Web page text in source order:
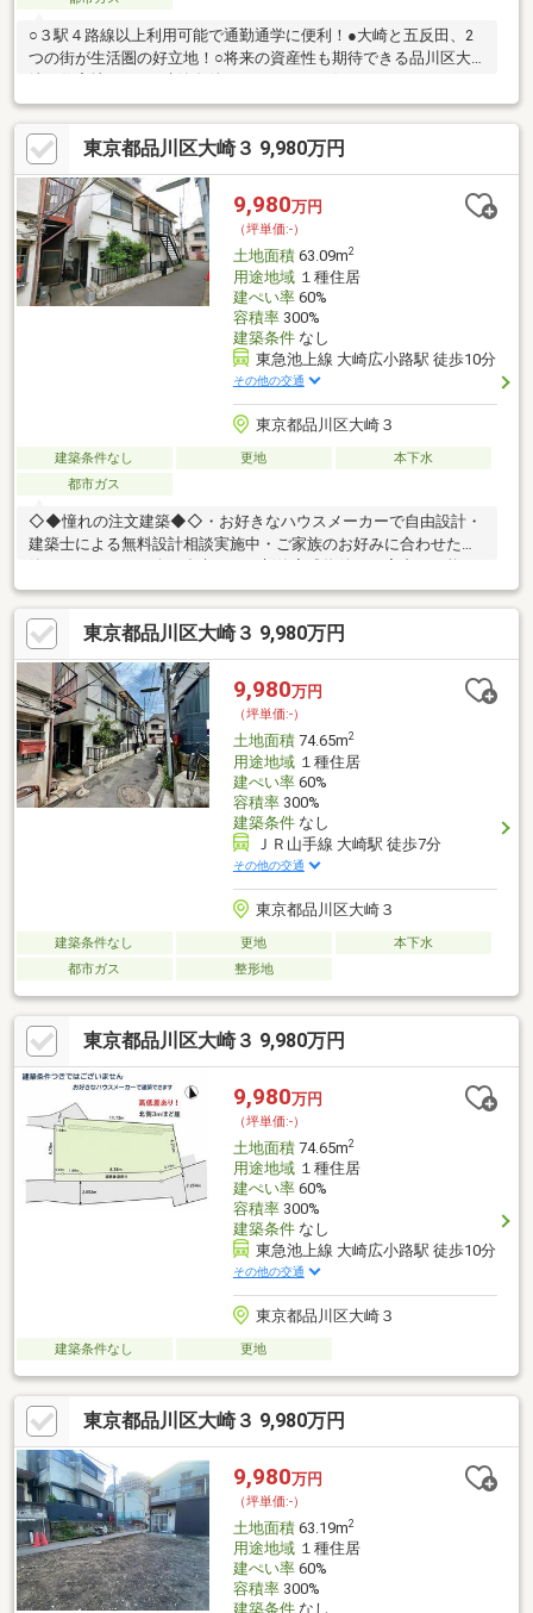
○３駅４路線以上利用可能で通勤通学に便利！●大崎と五反田、2
つの街が生活圏の好立地！○将来の資産性も期待できる品川区大
ー・工務店で建築可能です。
東京都品川区大崎３ 9,980万円
9,980万円
（坪単価:-）
土地面積63.09m2
用途地域１種住居
建ぺい率60%
容積率300%
建築条件なし
東急池上線 大崎広小路駅 徒歩10分
その他の交通
東京都品川区大崎３
建築条件なし 更地
本下水
都市ガス
◇◆憧れの注文建築◆◇・お好きなハウスメーカーで自由設計・
建築士による無料設計相談実施中・ご家族のお好みに合わせた建
築メーカーのご紹介・参考となる新築完成物件のご案内も可能で
す。≪通学域≫芳水小学校大崎中学校【営業時間】10：00～20：
00この時間帯はお電話のお問い合わせがスムーズにご対応できま
す！お気軽にご連絡ください！
東京都品川区大崎３ 9,980万円
9,980万円
（坪単価:-）
土地面積74.65m2
用途地域１種住居
建ぺい率60%
容積率300%
建築条件なし
ＪＲ山手線 大崎駅 徒歩7分
その他の交通
東京都品川区大崎３
建築条件なし 更地
本下水
都市ガス
整形地
東京都品川区大崎３ 9,980万円
9,980万円
（坪単価:-）
土地面積74.65m2
用途地域１種住居
建ぺい率60%
容積率300%
建築条件なし
東急池上線 大崎広小路駅 徒歩10分
その他の交通
東京都品川区大崎３
建築条件なし 更地
東京都品川区大崎３ 9,980万円
9,980万円
（坪単価:-）
土地面積63.19m2
用途地域１種住居
建ぺい率60%
容積率300%
建築条件なし